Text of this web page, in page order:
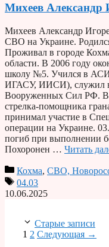
Михеев Александр
Михеев Александр
СВО на Украине.
Проживал в городе
области. В 2006 году
школу №5. Учился в
ИГАСУ, ИИСИ), служил
Вооруженных Сил РФ. В
стрелка-помощника
принимал участие в
операции на Украине.
погиб при выполнении
Похоронен … Читать
Кохма, СВО,
04.03
10.06.2025
Старые записи
Страница
1 Страница
2 Следующая →